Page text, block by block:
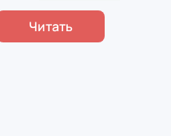
Читать